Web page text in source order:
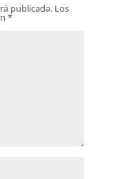
publicada. Los
*